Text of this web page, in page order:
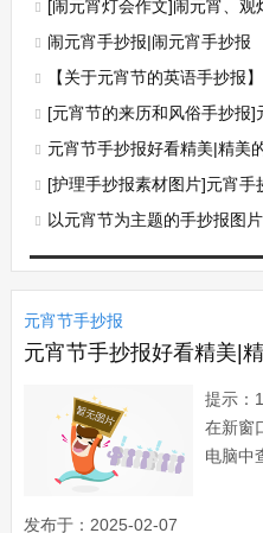
[闹元宵灯会作文]闹元宵、
闹元宵手抄报|闹元宵手抄报
【关于元宵节的英语手抄报
[元宵节的来历和风俗手抄报
元宵节手抄报好看精美|精美
[护理手抄报素材图片]元宵手
以元宵节为主题的手抄报图
元宵节手抄报
提示：
在新窗
电脑中
仅为
发布于：2025-02-07